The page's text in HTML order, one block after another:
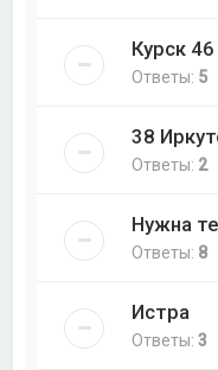
Курск 46
Ответы: 5
38
Ответы: 2
Нужна
Ответы: 8
Истра
Ответы:3